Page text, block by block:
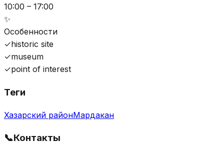
10:00 – 17:00
✨
Особенности
✓historic site
✓museum
✓point of interest
Теги
Хазарский районМардакан
📞Контакты